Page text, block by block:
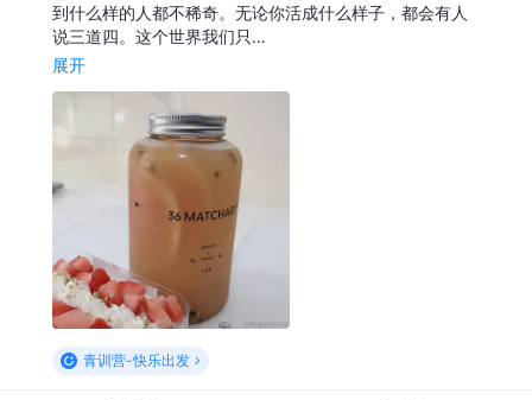
到什么样的人都不稀奇。无论你活成什么样子，都会有人
说三道四。这个世界我们只…
展开
青训营-快乐出发